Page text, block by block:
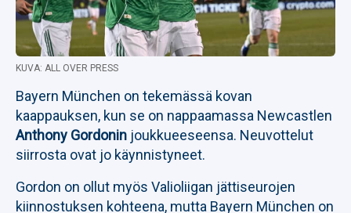
KUVA: ALL OVER PRESS
Bayern München on tekemässä kovan
kaappauksen, kun se on nappaamassa Newcastlen
Anthony Gordonin joukkueeseensa. Neuvottelut
siirrosta ovat jo käynnistyneet.
Gordon on ollut myös Valioliigan jättiseurojen
kiinnostuksen kohteena, mutta Bayern München on